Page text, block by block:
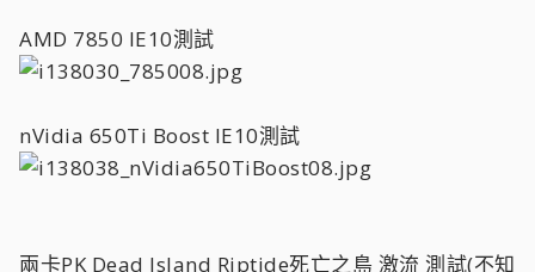
AMD 7850 IE10測試
nVidia 650Ti Boost IE10測試
兩卡PK Dead Island Riptide死亡之島 激流 測試(不知